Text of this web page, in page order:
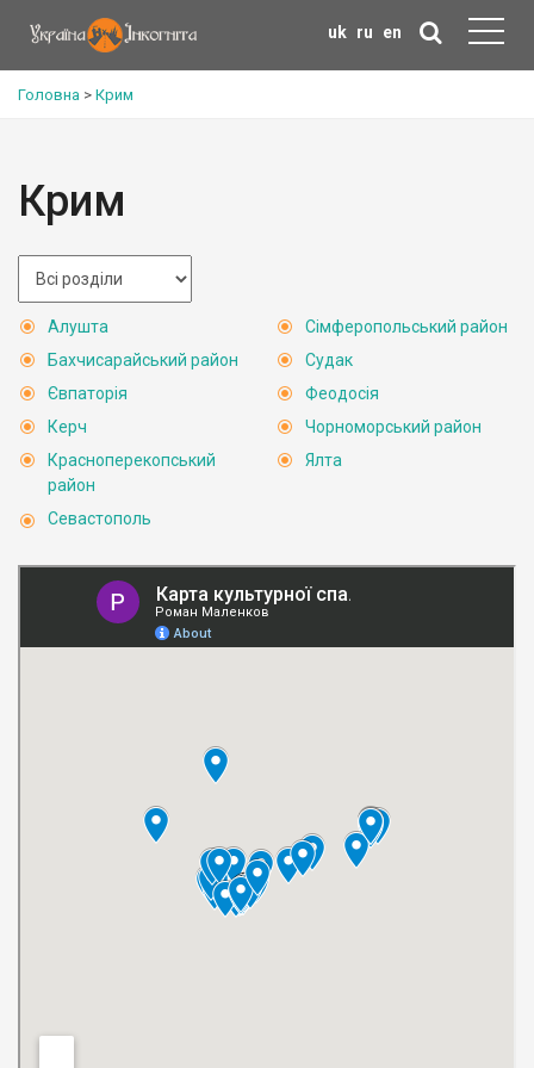
uk ru en
Головна > Крим
Крим
Алушта
Бахчисарайський район
Євпаторія
Керч
Красноперекопський
район
Севастополь
Сімферопольський район
Судак
Феодосія
Чорноморський район
Ялта